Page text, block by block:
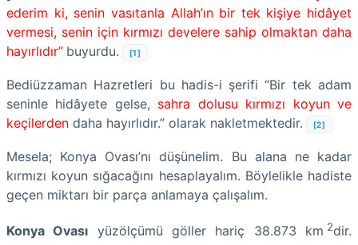
ederim ki, senin vasıtanla Allah’ın bir tek kişiye hidâyet
vermesi, senin için kırmızı develere sahip olmaktan daha
hayırlıdır” buyurdu. [1]
Bediüzzaman Hazretleri bu hadis-i şerifi “Bir tek adam
seninle hidâyete gelse, sahra dolusu kırmızı koyun ve
keçilerden daha hayırlıdır.” olarak nakletmektedir. [2]
Mesela; Konya Ovası’nı düşünelim. Bu alana ne kadar
kırmızı koyun sığacağını hesaplayalım. Böylelikle hadiste
geçen miktarı bir parça anlamaya çalışalım.
Konya Ovası yüzölçümü göller hariç 38.873 km 2dir.